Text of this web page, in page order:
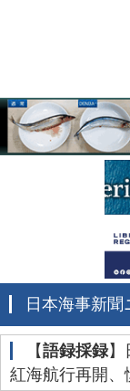
日本海事新
‌【語録採録】
紅海航行再開、